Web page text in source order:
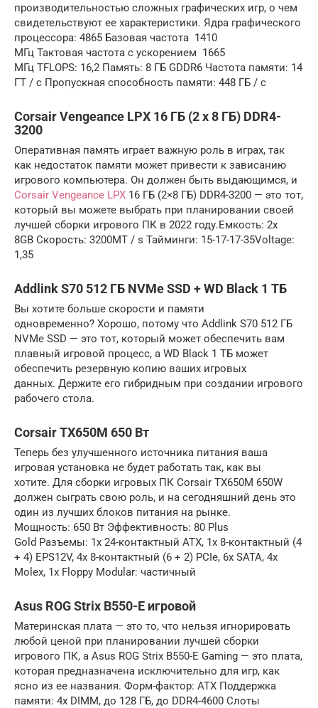
производительностью сложных графических игр, о чем
свидетельствуют ее характеристики. Ядра графического
процессора: 4865 Базовая частота 1410
МГц Тактовая частота с ускорением 1665
МГц TFLOPS: 16,2 Память: 8 ГБ GDDR6 Частота памяти: 14
ГТ / с Пропускная способность памяти: 448 ГБ / с
Corsair Vengeance LPX 16 ГБ (2 x 8 ГБ) DDR4-
3200
Оперативная память играет важную роль в играх, так
как недостаток памяти может привести к зависанию
игрового компьютера. Он должен быть выдающимся, и
Corsair Vengeance LPX 16 ГБ (2×8 ГБ) DDR4-3200 — это тот,
который вы можете выбрать при планировании своей
лучшей сборки игрового ПК в 2022 году.Емкость: 2x
8GB Скорость: 3200MT / s Тайминги: 15-17-17-35Voltage:
1,35
Addlink S70 512 ГБ NVMe SSD + WD Black 1 ТБ
Вы хотите больше скорости и памяти
одновременно? Хорошо, потому что Addlink S70 512 ГБ
NVMe SSD — это тот, который может обеспечить вам
плавный игровой процесс, а WD Black 1 ТБ может
обеспечить резервную копию ваших игровых
данных. Держите его гибридным при создании игрового
рабочего стола.
Corsair TX650M 650 Вт
Теперь без улучшенного источника питания ваша
игровая установка не будет работать так, как вы
хотите. Для сборки игровых ПК Corsair TX650M 650W
должен сыграть свою роль, и на сегодняшний день это
один из лучших блоков питания на рынке.
Мощность: 650 Вт Эффективность: 80 Plus
Gold Разъемы: 1x 24-контактный ATX, 1x 8-контактный (4
+ 4) EPS12V, 4x 8-контактный (6 + 2) PCIe, 6x SATA, 4x
Molex, 1x Floppy Modular: частичный
Asus ROG Strix B550-E игровой
Материнская плата — это то, что нельзя игнорировать
любой ценой при планировании лучшей сборки
игрового ПК, а Asus ROG Strix B550-E Gaming — это плата,
которая предназначена исключительно для игр, как
ясно из ее названия. Форм-фактор: ATX Поддержка
памяти: 4x DIMM, до 128 ГБ, до DDR4-4600 Слоты